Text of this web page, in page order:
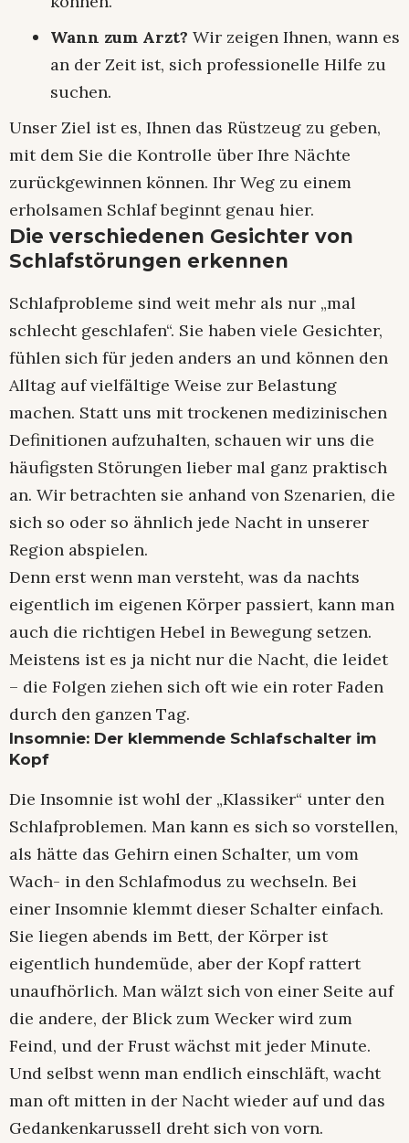
Wann zum Arzt? Wir zeigen Ihnen, wann es
an der Zeit ist, sich professionelle Hilfe zu
suchen.
Unser Ziel ist es, Ihnen das Rüstzeug zu geben,
mit dem Sie die Kontrolle über Ihre Nächte
zurückgewinnen können. Ihr Weg zu einem
erholsamen Schlaf beginnt genau hier.
Die verschiedenen Gesichter von
Schlafstörungen erkennen
Schlafprobleme sind weit mehr als nur „mal
schlecht geschlafen“. Sie haben viele Gesichter,
fühlen sich für jeden anders an und können den
Alltag auf vielfältige Weise zur Belastung
machen. Statt uns mit trockenen medizinischen
Definitionen aufzuhalten, schauen wir uns die
häufigsten Störungen lieber mal ganz praktisch
an. Wir betrachten sie anhand von Szenarien, die
sich so oder so ähnlich jede Nacht in unserer
Region abspielen.
Denn erst wenn man versteht, was da nachts
eigentlich im eigenen Körper passiert, kann man
auch die richtigen Hebel in Bewegung setzen.
Meistens ist es ja nicht nur die Nacht, die leidet
– die Folgen ziehen sich oft wie ein roter Faden
durch den ganzen Tag.
Insomnie: Der klemmende Schlafschalter im
Kopf
Die Insomnie ist wohl der „Klassiker“ unter den
Schlafproblemen. Man kann es sich so vorstellen,
als hätte das Gehirn einen Schalter, um vom
Wach- in den Schlafmodus zu wechseln. Bei
einer Insomnie klemmt dieser Schalter einfach.
Sie liegen abends im Bett, der Körper ist
eigentlich hundemüde, aber der Kopf rattert
unaufhörlich. Man wälzt sich von einer Seite auf
die andere, der Blick zum Wecker wird zum
Feind, und der Frust wächst mit jeder Minute.
Und selbst wenn man endlich einschläft, wacht
man oft mitten in der Nacht wieder auf und das
Gedankenkarussell dreht sich von vorn.